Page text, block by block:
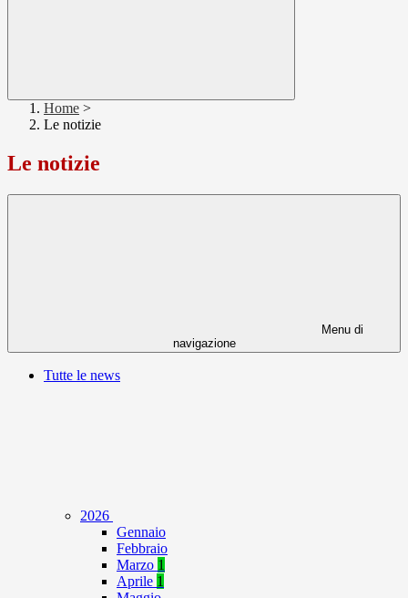
Home >
Le notizie
Le notizie
Menu di
navigazione
Tutte le news
2026
Gennaio
Febbraio
Marzo 1
Aprile 1